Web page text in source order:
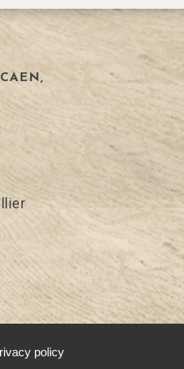
policy